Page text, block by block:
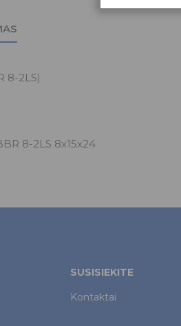
8-2LS)
8-2LS 8x15x24
SUSISIEKITE
Kontaktai